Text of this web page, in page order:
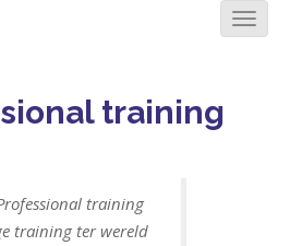
training
training
training ter wereld